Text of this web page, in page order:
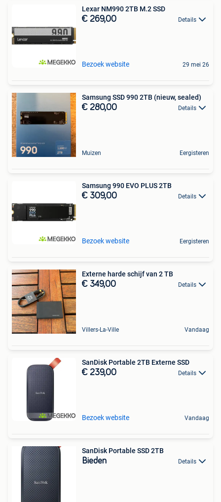
Lexar NM990 2TB M.2 SSD
€ 269,00 Details
Bezoek website 29 mei 26
Samsung SSD 990 2TB (nieuw, sealed)
€ 280,00 Details
Muizen Eergisteren
Samsung 990 EVO PLUS 2TB
€ 309,00 Details
Bezoek website Eergisteren
Externe harde schijf van 2 TB
€ 349,00 Details
Villers-La-Ville Vandaag
SanDisk Portable 2TB Externe SSD
€ 239,00 Details
Bezoek website Vandaag
SanDisk Portable SSD 2TB
Bieden Details